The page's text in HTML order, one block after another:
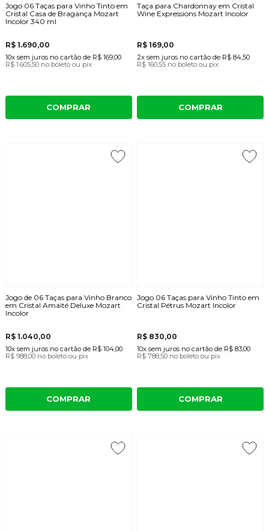
Jogo 06 Taças para Vinho Tinto em
Cristal Casa de Bragança Mozart
Incolor 340 ml
R$ 1.690,00
10x sem juros no cartãode R$ 169,00
R$ 1.605,50 no boleto ou pix
COMPRAR
Taça para Chardonnay em Cristal
Wine Expressions Mozart Incolor
R$ 169,00
2x sem juros no cartão de R$ 84,50
R$ 160,55 no boleto ou pix
COMPRAR
Jogo de 06 Taças para Vinho Branco
em Cristal Amaité Deluxe Mozart
Incolor
R$ 1.040,00
10x sem juros no cartãode R$ 104,00
R$ 988,00 no boleto ou pix
COMPRAR
Jogo 06 Taças para Vinho Tinto em
Cristal Pétrus Mozart Incolor
R$ 830,00
10x sem juros no cartão de R$ 83,00
R$ 788,50 no boleto ou pix
COMPRAR